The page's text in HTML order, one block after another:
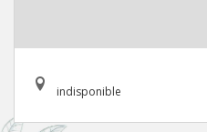
indisponible